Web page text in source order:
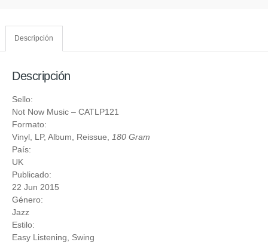
Descripción
Descripción
Sello:
Not Now Music ‎– CATLP121
Formato:
Vinyl , LP, Album, Reissue,
180 Gram
País:
UK
Publicado:
22 Jun 2015
Género:
Jazz
Estilo:
Easy Listening
Swing